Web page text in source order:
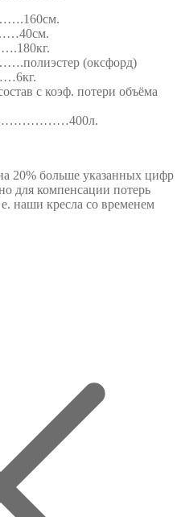
(оксфорд)
с коэф. потери объёма
20% больше указанных цифр
для компенсации потерь
наши кресла со временем